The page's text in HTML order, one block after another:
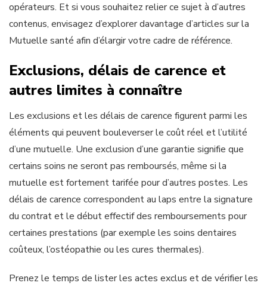
opérateurs. Et si vous souhaitez relier ce sujet à d’autres
contenus, envisagez d’explorer davantage d’articles sur la
Mutuelle santé afin d’élargir votre cadre de référence.
Exclusions, délais de carence et
autres limites à connaître
Les exclusions et les délais de carence figurent parmi les
éléments qui peuvent bouleverser le coût réel et l’utilité
d’une mutuelle. Une exclusion d’une garantie signifie que
certains soins ne seront pas remboursés, même si la
mutuelle est fortement tarifée pour d’autres postes. Les
délais de carence correspondent au laps entre la signature
du contrat et le début effectif des remboursements pour
certaines prestations (par exemple les soins dentaires
coûteux, l’ostéopathie ou les cures thermales).
Prenez le temps de lister les actes exclus et de vérifier les